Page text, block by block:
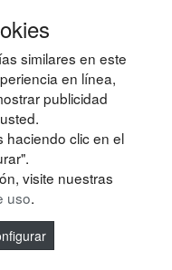
de cosmética
reservados
similares en este
en línea,
publicidad
haciendo clic en el
visite nuestras
uso.